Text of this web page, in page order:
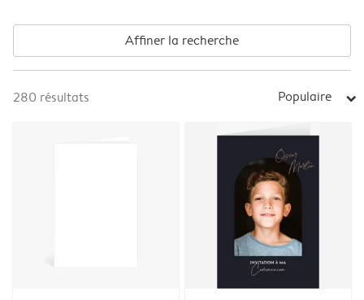
Affiner la recherche
280 résultats Populaire arrow_right